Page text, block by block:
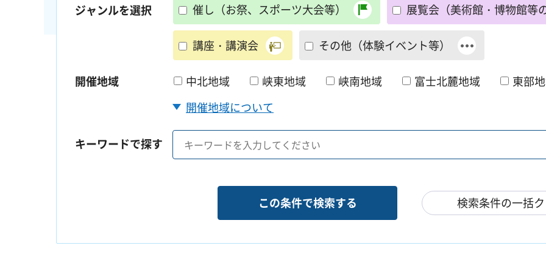
ジャンルを選択 催し（お祭、スポーツ大会等） 展覧会（美術館・博物館等
講座・講演会 その他（体験イベント等）
開催地域 中北地域 峡東地域 峡南地域 富士北麓地域
東部
開催地域について
キーワードで探す
検索条件の一括